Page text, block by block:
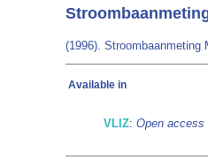
(1996). Stroombaanmeting
Available in
VLIZ: Open access